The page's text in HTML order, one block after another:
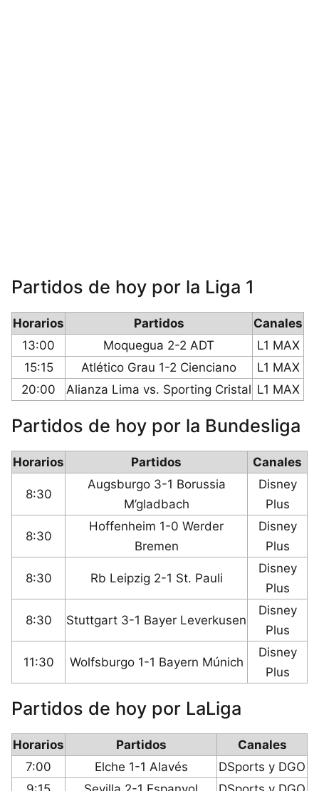
Partidos de hoy por la Liga 1
Horarios Partidos
Canales
13:00
Moquegua 2-2 ADT
L1 MAX
15:15
Atlético Grau 1-2 Cienciano
L1 MAX
20:00
Alianza Lima vs. Sporting Cristal L1 MAX
Partidos de hoy por la Bundesliga
Horarios Partidos Canales
8:30
Augsburgo 3-1 Borussia
M’gladbach
Disney
Plus
8:30
Hoffenheim 1-0 Werder
Bremen
Disney
Plus
8:30 Rb Leipzig 2-1 St. Pauli
Disney
Plus
8:30 Stuttgart 3-1 Bayer Leverkusen
Disney
Plus
11:30 Wolfsburgo 1-1 Bayern Múnich
Disney
Plus
Partidos de hoy por LaLiga
Horarios Partidos
Canales
7:00
Elche 1-1 Alavés
DSports y DGO